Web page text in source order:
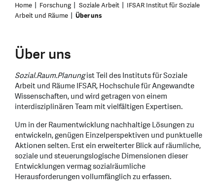
Home Forschung Soziale Arbeit
IFSAR Institut für Soziale
Arbeit und Räume
Über uns
Über uns
Sozial.Raum.Planungist Teil des Instituts für Soziale
Arbeit und Räume IFSAR, Hochschule für Angewandte
Wissenschaften, und wird getragen von einem
interdisziplinären Team mit vielfältigen Expertisen.
Um in der Raumentwicklung nachhaltige Lösungen zu
entwickeln, genügen Einzelperspektiven und punktuelle
Aktionen selten. Erst ein erweiterter Blick auf räumliche,
soziale und steuerungslogische Dimensionen dieser
Entwicklungen vermag sozialräumliche
Herausforderungen vollumfänglich zu erfassen.